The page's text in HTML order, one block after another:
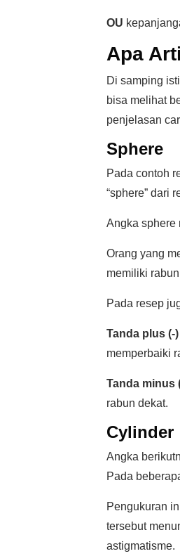
OU
Apa
Di samping
bisa melihat
penjelasan
Sphere
Pada contoh
“sphere” dari
Angka sphere
Orang yang
memiliki
Pada resep
Tanda plus (-)
memperbaiki
Tanda minus
rabun dekat.
Cylinder
Angka
Pada
Pengukuran
tersebut
astigmatisme.